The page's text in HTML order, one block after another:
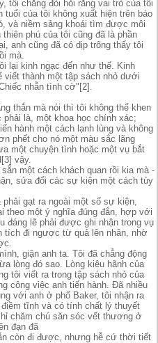
tôi chẳng đòi hỏi rằng vai trò của tôi
của tôi không xuất hiện trên báo
và niềm sảng khoái tìm được môi
phú của tôi cũng đã là phần
anh cũng đã có dịp trông thấy tôi
mà.
lại kinh ngạc đến như thế. Kinh
viết thành một tập sách nhỏ dưới
nhẫn tình cờ"[2].
thắn mà nói thì tôi không thể khen
là, một khoa học chính xác;
hành một cách lạnh lùng và không
phết cho nó một màu sắc lãng
một chuyện tình hoặc một vụ bắt
vậy.
một cách khách quan rồi kia mà -
sửa đổi các sự kiện một cách tùy
gạt ra ngoài một số sự kiện,
theo một ý nghĩa đúng đắn, hợp với
đáng lẽ phải được ghi nhận trong vụ
tích đi ngược từ quả lên nhân, nhờ
giận anh ta. Tôi đã chẳng động
lòng đó sao. Lòng kiêu hãnh của
tôi viết ra trong tập sách nhỏ của
công việc anh tiến hành. Đã nhiều
với anh ở phố Baker, tôi nhận ra
tĩnh và có tính chất lý thuyết
chăm chú săn sóc vết thương ở
đạn đã
còn đi được, nhưng hễ cứ thời tiết